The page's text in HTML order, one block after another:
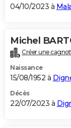
04/10/2023 à
Michel
Créer une
Naissance
15/08/1952 à
Décès
22/07/2023 à